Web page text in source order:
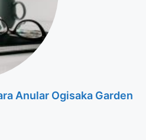
Anular Ogisaka Garden